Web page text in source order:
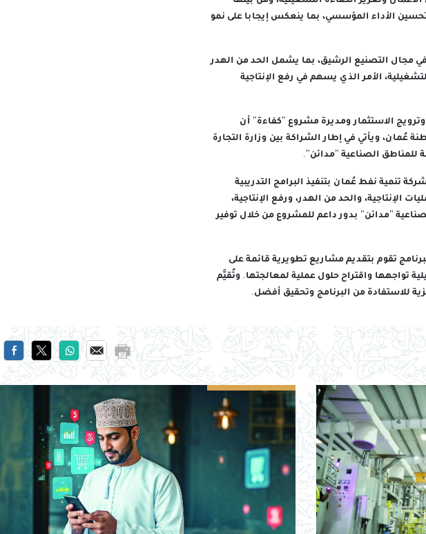
وتحسين الأداء المؤسسي، بما ينعكس إيجابا على نمو
مجال التصنيع الرشيق، بما يشمل الحد من الهدر
الأمر الذي يسهم في رفع الإنتاجية
الاستثمار ومديرة مشروع "كفاءة" أن
ويأتي في إطار الشراكة بين وزارة التجارة
للمناطق الصناعية "مدائن".
تنمية نفط عُمان بتنفيذ البرامج التدريبية
العمليات الإنتاجية، والحد من الهدر، ورفع الإنتاجية،
"مدائن" بدور داعم للمشروع من خلال توفير
تقوم بتقديم مشاريع تطويرية قائمة على
تواجهها واقتراح حلول عملية لمعالجتها. وتُقيَّم
للاستفادة من البرنامج وتحقيق أفضل.